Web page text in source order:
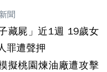
聞
藏屍」近1週 19歲女
罪遭聲押
擬桃園煉油廠遭攻擊